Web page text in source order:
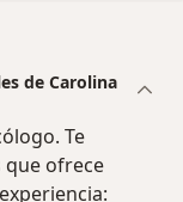
de Carolina
Te
que ofrece